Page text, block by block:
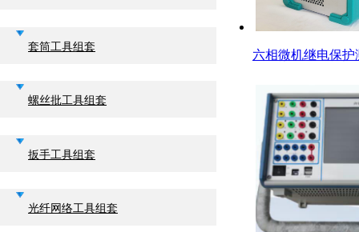
套筒工具组套
螺丝批工具组套
扳手工具组套
光纤网络工具组套
六相微机继电保护